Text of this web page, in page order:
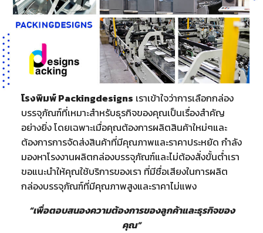
โรงพิมพ์ Packingdesigns เราเข้าใจว่าการเลือกกล่อง
บรรจุภัณฑ์ที่เหมาะสำหรับธุรกิจของคุณเป็นเรื่องสำคัญ
อย่างยิ่ง โดยเฉพาะเมื่อคุณต้องการผลิตสินค้าใหม่ๆและ
ต้องการการจัดส่งสินค้าที่มีคุณภาพและราคาประหยัด กำลัง
มองหาโรงงานผลิตกล่องบรรจุภัณฑ์และไม่ต้องสั่งขั้นต่ำเรา
ขอแนะนำให้คุณใช้บริการของเรา ที่มีชื่อเสียงในการผลิต
กล่องบรรจุภัณฑ์ที่มีคุณภาพสูงและราคาไม่แพง
“เพื่อตอบสนองความต้องการของลูกค้าและธุรกิจของ
คุณ”